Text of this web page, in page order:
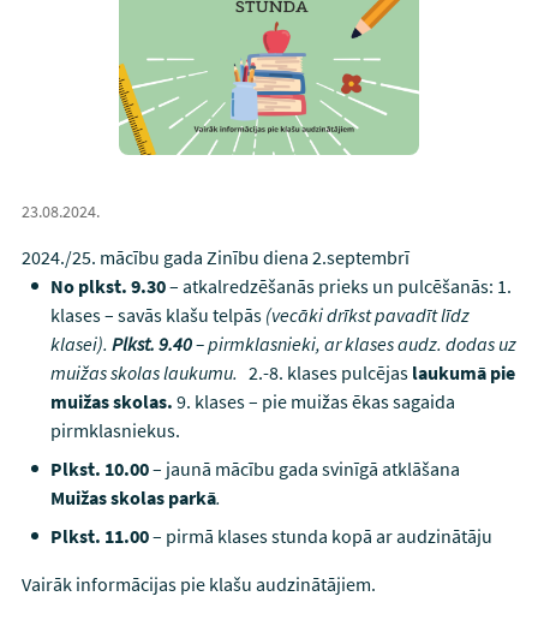
23.08.2024.
2024./25. mācību gada Zinību diena 2.septembrī
No plkst. 9.30– atkalredzēšanās prieks un pulcēšanās: 1.
klases – savās klašu telpās (vecāki drīkst pavadīt līdz
klasei). Plkst. 9.40– pirmklasnieki, ar klases audz. dodas uz
muižas skolas laukumu. 2.-8. klases pulcējaslaukumā pie
muižas skolas. 9. klases – pie muižas ēkas sagaida
pirmklasniekus.
Plkst. 10.00– jaunā mācību gada svinīgā atklāšana
Muižas skolas parkā.
Plkst. 11.00– pirmā klases stunda kopā ar audzinātāju
Vairāk informācijas pie klašu audzinātājiem.